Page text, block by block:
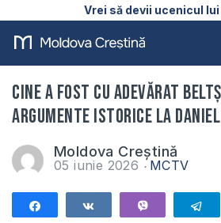
Vrei să devii ucenicul
Cine a fost cu adevărat
Argumente istorice la
Moldova Creștină
05 iunie 2026 MCTV